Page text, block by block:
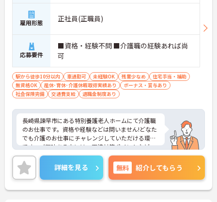
雇用形態 正社員(正職員)
応募要件
■資格・経験不問 ■介護職の経験あれば尚
可
駅から徒歩10分以内 車通勤可 未経験OK 残業少なめ
住宅手当・補助
無資格OK
産休･育休･介護休暇取得実績あり
ボーナス・賞与あり
社会保険完備
交通費支給 退職金制度あり
長崎県諫早市にある特別養護老人ホームにて介護職
のお仕事です。資格や経験などは問いません!どなた
でも介護のお仕事にチャレンジしていただける環境
です。ご興味ある方には、面接対策ポイントなど、
さらに詳細をお話しいたしますのでお気軽にご相談
ください。
詳細を見る 無料 紹介してもらう